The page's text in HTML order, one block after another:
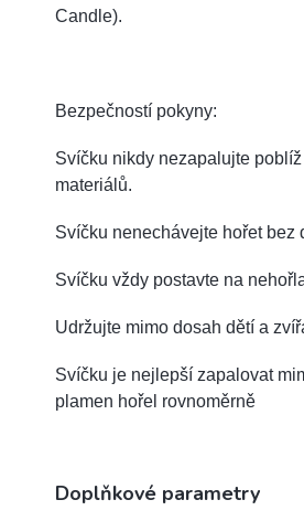
Candle).
Bezpečností pokyny:
Svíčku nikdy nezapalujte
materiálů.
Svíčku nenechávejte hořet bez
Svíčku vždy postavte na
Udržujte mimo dosah dětí a
Svíčku je nejlepší zapalovat
plamen hořel rovnoměrně
Doplňkové parametry